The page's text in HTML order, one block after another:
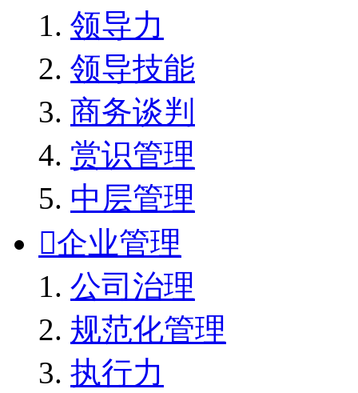
领导力
领导技能
商务谈判
赏识管理
中层管理
企业管理
公司治理
规范化管理
执行力